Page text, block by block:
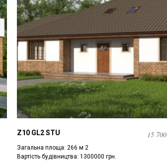
Z10 GL2 STU 15 700
Загальна площа: 266 м 2
Вартість будівництва: 1300000 грн.